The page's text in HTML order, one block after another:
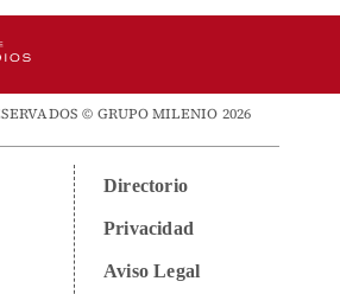
© GRUPO MILENIO 2026
Directorio
Privacidad
Aviso Legal